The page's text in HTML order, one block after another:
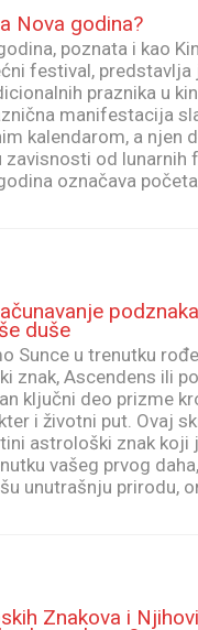
Nova godina?
poznata i kao
festival, predstavlja
praznika u
manifestacija
kalendarom, a njen
zavisnosti od lunarnih
označava
duše
Sunce u trenutku
znak, Ascendens ili
ključni deo prizme
i životni put. Ovaj
astrološki znak koji
vašeg prvog
unutrašnju prirodu,
Znakova i